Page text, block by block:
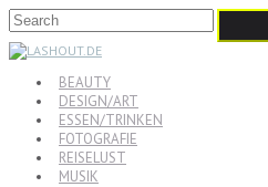
BEAUTY
DESIGN/ART
ESSEN/TRINKEN
FOTOGRAFIE
REISELUST
MUSIK